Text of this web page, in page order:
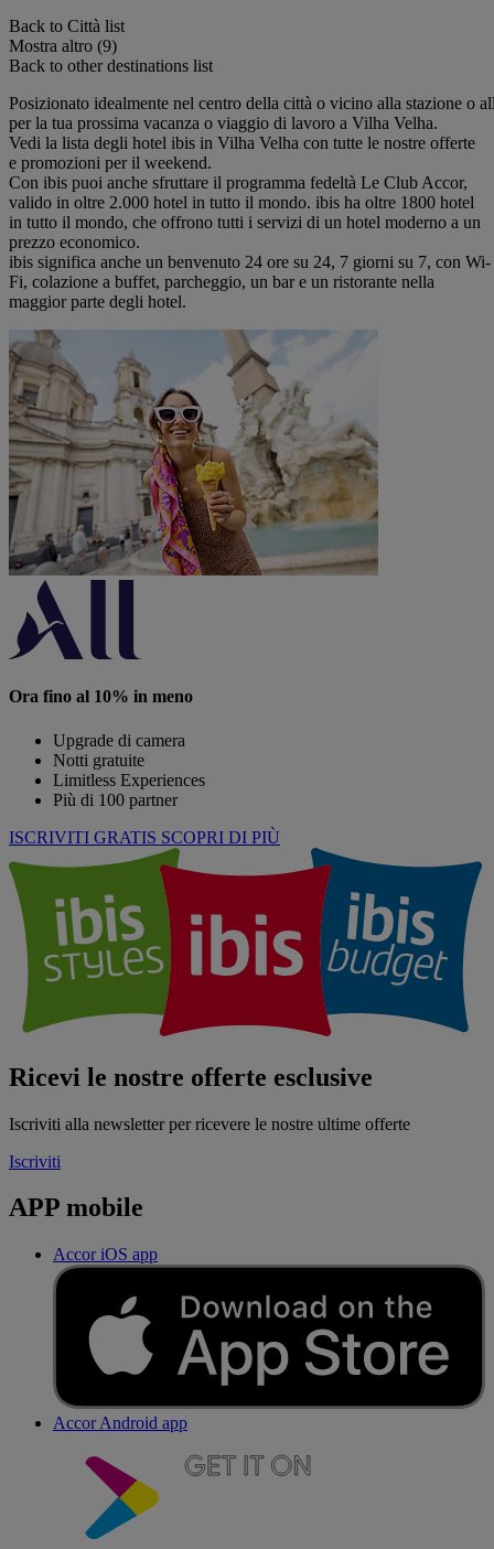
Back to Città list
Mostra altro (9)
Back to other destinations list
Posizionato idealmente nel centro della città o vicino alla stazione o
per la tua prossima vacanza o viaggio di lavoro a Vilha Velha.
Vedi la lista degli hotel ibis in Vilha Velha con tutte le nostre offerte
e promozioni per il weekend.
Con ibis puoi anche sfruttare il programma fedeltà Le Club Accor,
valido in oltre 2.000 hotel in tutto il mondo. ibis ha oltre 1800 hotel
in tutto il mondo, che offrono tutti i servizi di un hotel moderno a un
prezzo economico.
ibis significa anche un benvenuto 24 ore su 24, 7 giorni su 7, con Wi-
Fi, colazione a buffet, parcheggio, un bar e un ristorante nella
maggior parte degli hotel.
Ora fino al 10% in meno
Upgrade di camera
Notti gratuite
Limitless Experiences
Più di 100 partner
ISCRIVITI GRATIS SCOPRI DI PIÙ
Ricevi le nostre offerte esclusive
Iscriviti alla newsletter per ricevere le nostre ultime offerte
Iscriviti
APP mobile
Accor iOS app
Accor Android app